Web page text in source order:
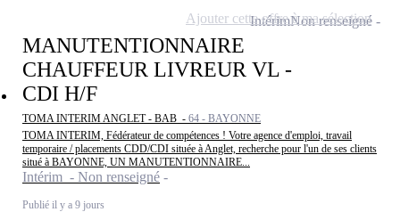
MANUTENTIONNAIRE
CHAUFFEUR LIVREUR VL -
CDI H/F
TOMA INTERIM ANGLET - BAB - 64 - BAYONNE
TOMA INTERIM, Fédérateur de compétences ! Votre agence d'emploi, travail
temporaire / placements CDD/CDI située à Anglet, recherche pour l'un de ses clients
situé à BAYONNE, UN MANUTENTIONNAIRE...
Intérim - Non renseigné
Publié il y a 9 jours
IntérimNon renseigné
Ajouter cette offre à ma sélection